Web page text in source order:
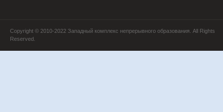
Copyright © 2010-2022 Западный комплекс непрерывного образования. All Rights
Reserved.